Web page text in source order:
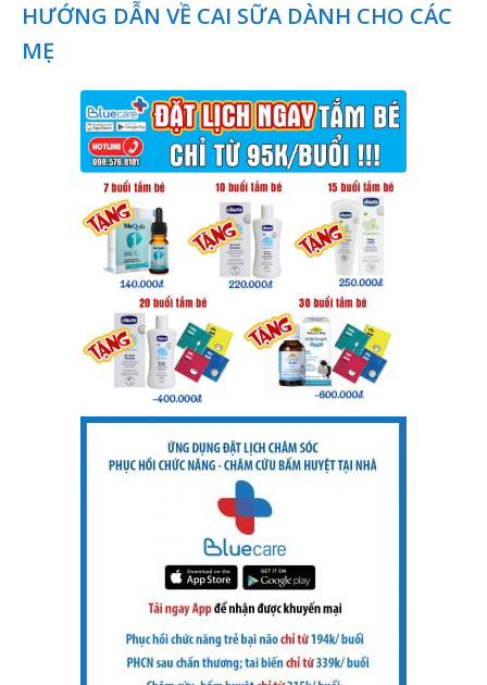
HƯỚNG DẪN VỀ CAI SỮA DÀNH CHO CÁC
MẸ